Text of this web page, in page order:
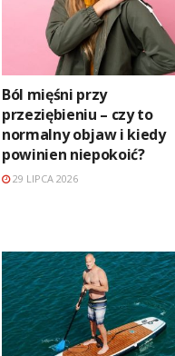
Ból mięśni przy
przeziębieniu – czy to
normalny objaw i kiedy
powinien niepokoić?
29 LIPCA 2026